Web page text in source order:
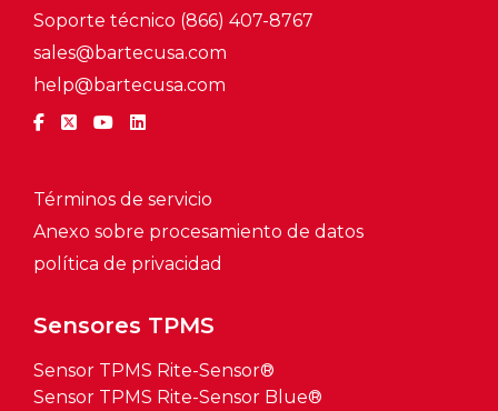
Sensores TPMS
Sensor TPMS Rite-Sensor®
Sensor TPMS Rite-Sensor Blue®
Soporte técnico (866) 407-8767
sales@bartecusa.com
help@bartecusa.com
Términos de servicio
Anexo sobre procesamiento de datos
política de privacidad